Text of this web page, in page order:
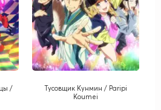
/
Тусовщик Кунмин / Paripi
Koumei